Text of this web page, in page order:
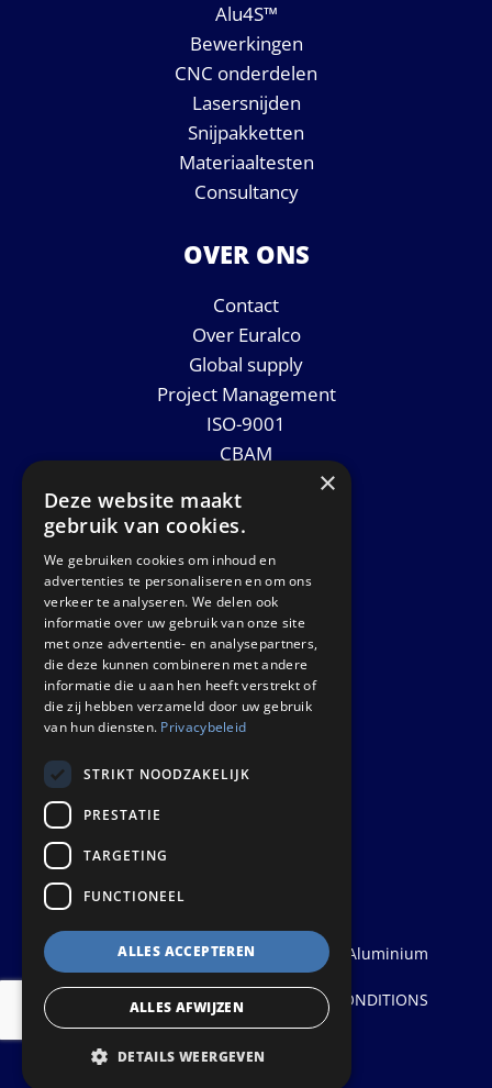
Alu4S™
Bewerkingen
CNC onderdelen
Lasersnijden
Snijpakketten
Materiaaltesten
Consultancy
OVER ONS
Contact
Over Euralco
Global supply
Project Management
ISO-9001
CBAM
Nieuws
GET IN TOUCH
Euralco Europe B.V.
Zinkstraat 24 - E9451
4823 AD Breda
The Netherlands
© 2026Euralco Europe - The Power of Aluminium
| Realisatie:Probu
Privacyverklaring
&
PRIVACY STATEMENT|TERMS AND CONDITIONS
|DISCLAIMER & COPYRIGHT
×
Deze website maakt
gebruik van cookies.
We gebruiken cookies om inhoud en
advertenties te personaliseren en om ons
verkeer te analyseren. We delen ook
informatie over uw gebruik van onze site
met onze advertentie- en analysepartners,
die deze kunnen combineren met andere
informatie die u aan hen heeft verstrekt of
die zij hebben verzameld door uw gebruik
van hun diensten. Privacybeleid
STRIKT NOODZAKELIJK
PRESTATIE
TARGETING
FUNCTIONEEL
ALLES ACCEPTEREN
ALLES AFWIJZEN
DETAILS WEERGEVEN